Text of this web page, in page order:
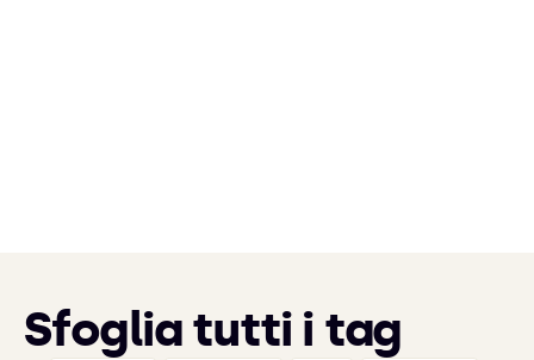
Sfoglia tutti i tag